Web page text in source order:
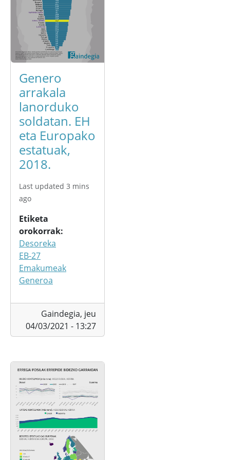
Genero
arrakala
lanorduko
soldatan. EH
eta Europako
estatuak,
2018.
Last updated 3 mins
ago
Etiketa
orokorrak
Desoreka
EB-27
Emakumeak
Generoa
Gaindegia, jeu
04/03/2021 - 13:27